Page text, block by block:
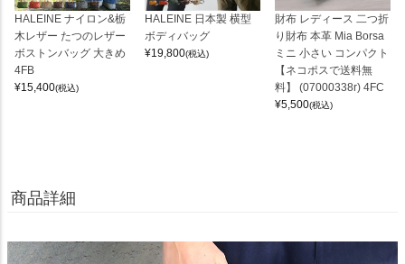
HALEINE ナイロン&栃
木レザー たつのレザー
ボストンバッグ 大きめ
4FB
¥15,400(税込)
HALEINE 日本製 横型
ボディバッグ
¥19,800(税込)
財布 レディース 二つ折
り財布 本革 Mia Borsa
ミニ 小さい コンパクト
【ネコポスで送料無
料】 (07000338r) 4FC
¥5,500(税込)
商品詳細